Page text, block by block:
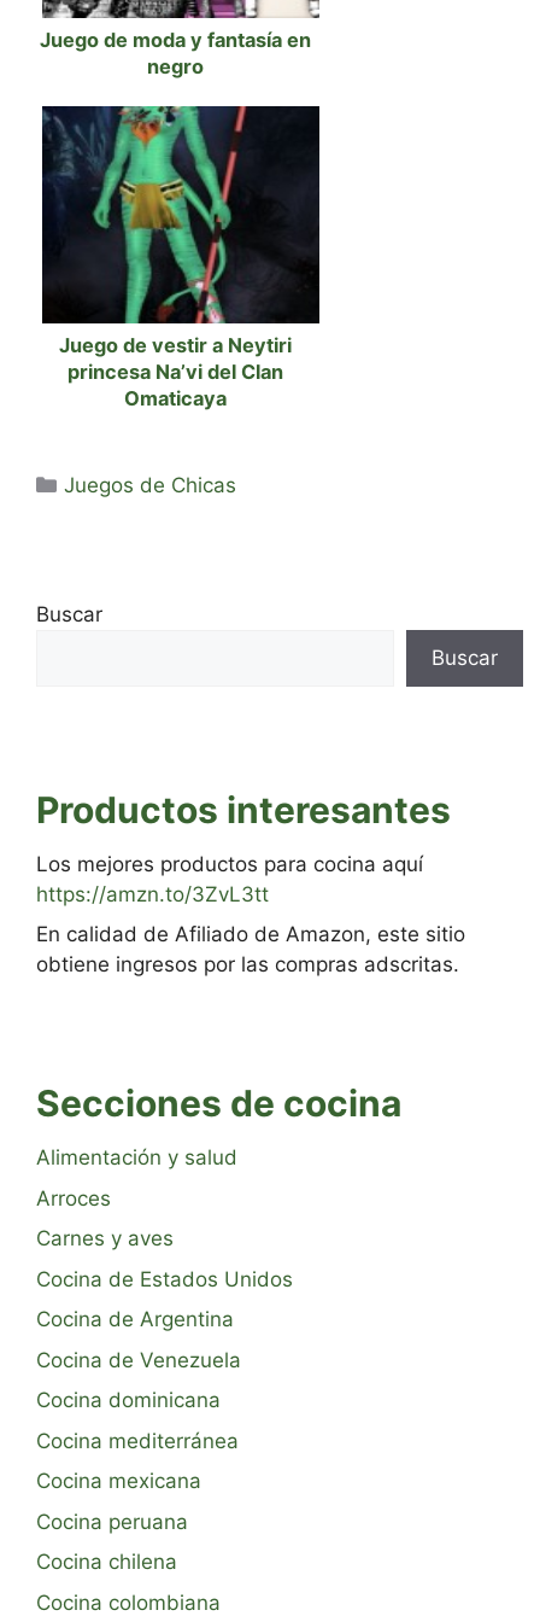
Juego de moda y fantasía en
negro
Juego de vestir a Neytiri
princesa Na’vi del Clan
Omaticaya
Categorías
Juegos de Chicas
Buscar
Buscar
Productos interesantes
Los mejores productos para cocina aquí
https://amzn.to/3ZvL3tt
En calidad de Afiliado de Amazon, este sitio
obtiene ingresos por las compras adscritas.
Secciones de cocina
Alimentación y salud
Arroces
Carnes y aves
Cocina de Estados Unidos
Cocina de Argentina
Cocina de Venezuela
Cocina dominicana
Cocina mediterránea
Cocina mexicana
Cocina peruana
Cocina chilena
Cocina colombiana